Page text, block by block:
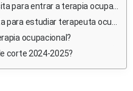
entrar a terapia ocupacional?
estudiar terapeuta ocupacional?
ocupacional?
corte 2024-2025?